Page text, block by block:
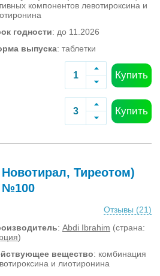
компонентов левотироксина и
годности: до 11.2026
выпуска: таблетки
Купить
Купить
Тиреотом)
№100
Отзывы (21)
: Abdi Ibrahim (страна:
)
вещество: комбинация
и лиотиронина